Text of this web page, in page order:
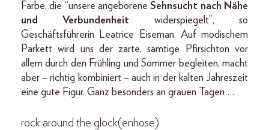
Farbe, die “unsere angeboreneSehnsucht nach Nähe
und Verbundenheit widerspiegelt”, so
Geschäftsführerin Leatrice Eiseman. Auf modischem
Parkett wird uns der zarte, samtige Pfirsichton vor
allem durch den Frühling und Sommer begleiten, macht
aber – richtig kombiniert – auch in der kalten Jahreszeit
eine gute Figur. Ganz besonders an grauen Tagen …
rock around the glock(enhose)